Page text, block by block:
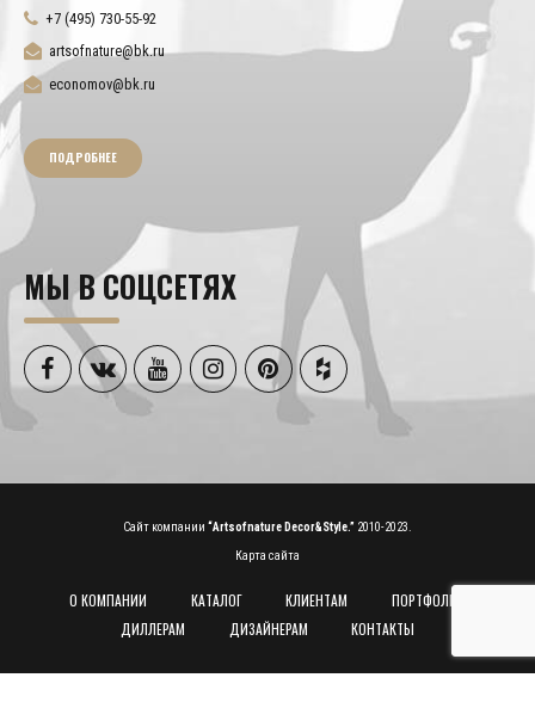
+7 (495) 730-55-92
artsofnature@bk.ru
economov@bk.ru
ПОДРОБНЕЕ
МЫ В СОЦСЕТЯХ
Сайт компании “Artsofnature Decor&Style.” 2010-2023.
Карта сайта
О КОМПАНИИ КАТАЛОГ КЛИЕНТАМ
ПОРТФОЛИО
ДИЛЛЕРАМ
ДИЗАЙНЕРАМ КОНТАКТЫ